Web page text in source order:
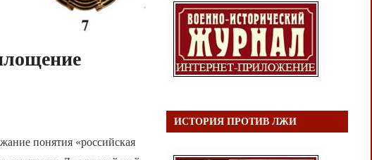
понятия «российская
ИСТОРИЯ ПРОТИВ ЛЖИ